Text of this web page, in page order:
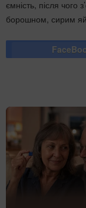
ємність, після чого
борошном, сирим